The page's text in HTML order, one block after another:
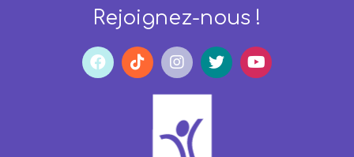
Rejoignez-nous !